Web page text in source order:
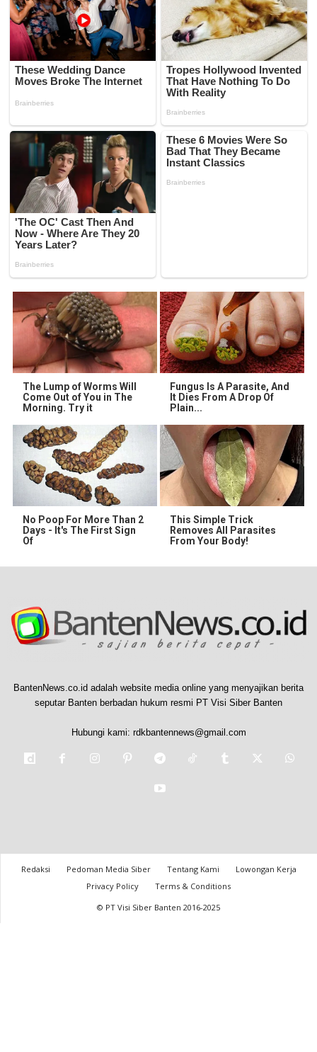
The Lump of Worms Will
Come Out of You in The
Morning. Try it
Fungus Is A Parasite, And
It Dies From A Drop Of
Plain...
No Poop For More Than 2
Days - It's The First Sign
Of
This Simple Trick
Removes All Parasites
From Your Body!
BantenNews.co.id adalah website media online yang menyajikan berita
seputar Banten berbadan hukum resmi PT Visi Siber Banten
Hubungi kami: rdkbantennews@gmail.com
Redaksi Pedoman Media Siber Tentang Kami
Lowongan Kerja
Privacy Policy
Terms & Conditions
© PT Visi Siber Banten 2016-2025